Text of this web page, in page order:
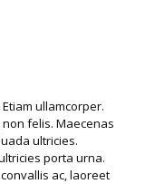
ullamcorper.
felis. Maecenas
ultricies.
porta urna.
ac, laoreet